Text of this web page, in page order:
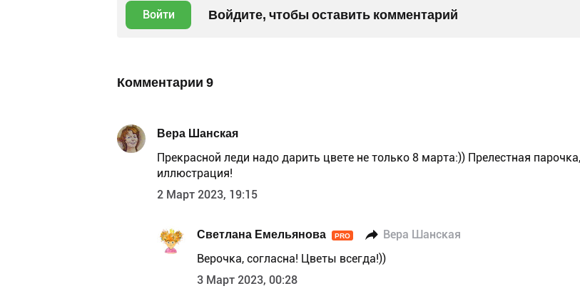
Войти Войдите, чтобы оставить комментарий
Комментарии 9
Вера Шанская
Прекрасной леди надо дарить цвете не только 8 марта:)) Прелестная
иллюстрация!
2 Март 2023, 19:15
Светлана Емельянова PRO Вера Шанская
Верочка, согласна! Цветы всегда!))
3 Март 2023, 00:28